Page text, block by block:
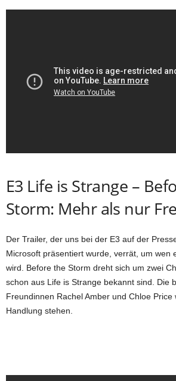
E3 Life is Strange –
Storm: Mehr als nur
Der Trailer, der uns bei der E3 auf der
Microsoft präsentiert wurde, verrät, um wen
wird. Before the Storm dreht sich um zwei
schon aus Life is Strange bekannt sind. Die
Freundinnen Rachel Amber und Chloe
Handlung stehen.